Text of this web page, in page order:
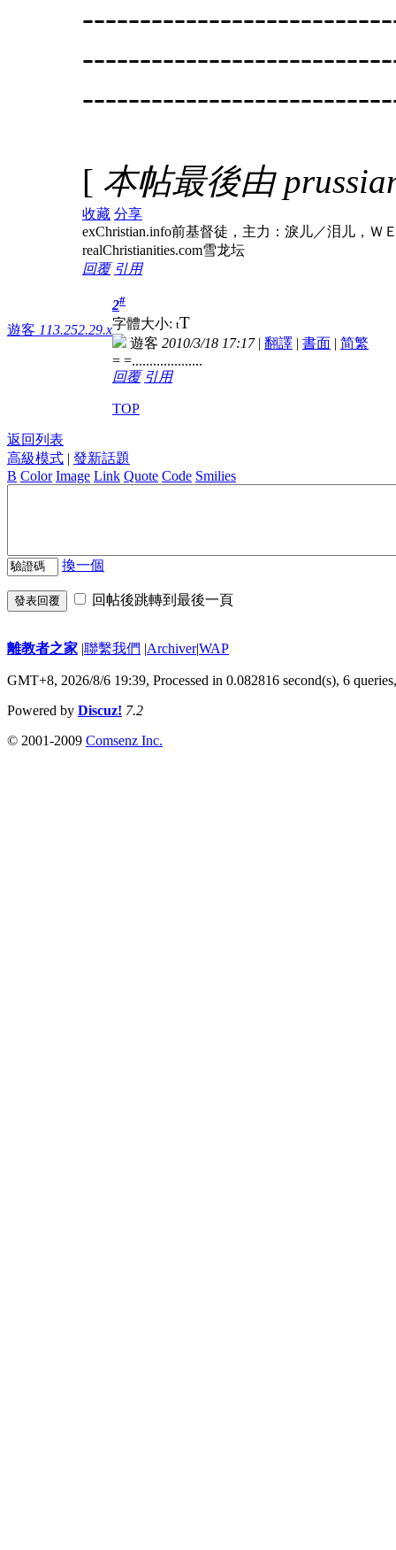
[ 本帖最後由
收藏 分享
exChristian.info前基督徒，主力：淚儿／泪儿，
realChristianities.com雪龙坛
回覆 引用
遊客 113.252.29.x
2#
字體大小: tT
遊客 2010/3/18 17:17| 翻譯 | 書面 | 简繁
= =....................
回覆 引用
TOP
返回列表
高級模式 | 發新話題
B Color Image Link Quote Code Smilies
換一個
發表回覆 回帖後跳轉到最後一頁
離教者之家 |聯繫我們 |Archiver|WAP
GMT+8, 2026/8/6 19:39, Processed in 0.082816 second(s), 6
Powered by Discuz! 7.2
© 2001-2009 Comsenz Inc.